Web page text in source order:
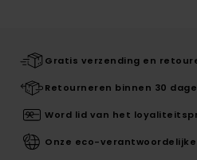
Gratis verzending en
Retourneren binnen 30
Word lid van het
Onze eco-